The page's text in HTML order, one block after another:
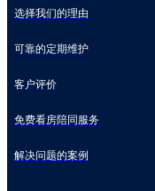
选择我们的理由
可靠的定期维护
客户评价
免费看房陪同服务
解决问题的案例